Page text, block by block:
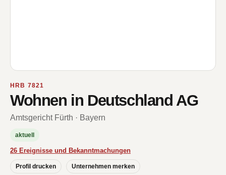
HRB 7821
Wohnen in Deutschland AG
Amtsgericht Fürth · Bayern
aktuell
26 Ereignisse und Bekanntmachungen
Profil drucken Unternehmen merken